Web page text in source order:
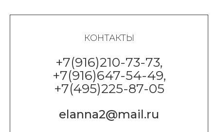
КОНТАКТЫ
+7(916)210-73-73,
+7(916)647-54-49,
+7(495)225-87-05
elanna2@mail.ru